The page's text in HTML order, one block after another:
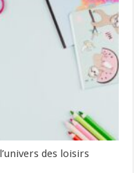
des loisirs